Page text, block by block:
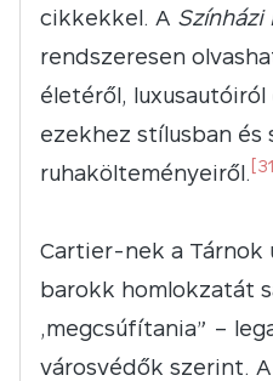
cikkekkel. A Színházi
rendszeresen
életéről,
ezekhez stílusban és
ruhakölteményeiről. [31]
Cartier-nek a Tárnok
barokk homlokzatát
„megcsúfítania” –
városvédők szerint. A